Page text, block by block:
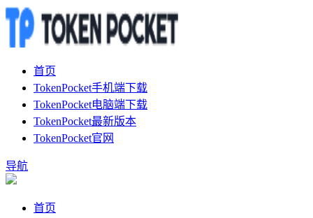
首页
TokenPocket手机端下载
TokenPocket电脑端下载
TokenPocket最新版本
TokenPocket官网
导航
首页